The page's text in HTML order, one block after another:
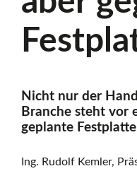
Ö
Nicht nur der
Branche steht vor
geplante
Ing. Rudolf Kemler,